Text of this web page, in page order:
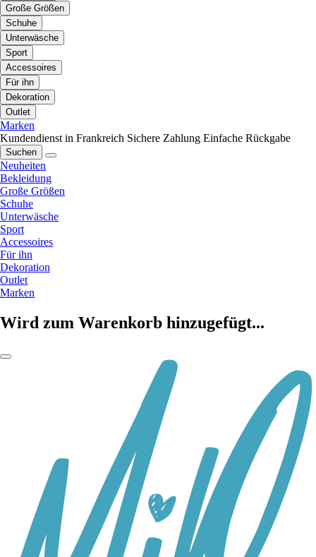
Große Größen
Schuhe
Unterwäsche
Sport
Accessoires
Für ihn
Dekoration
Outlet
Marken
Kundendienst in Frankreich Sichere Zahlung Einfache Rückgabe
Suchen
Neuheiten
Bekleidung
Große Größen
Schuhe
Unterwäsche
Sport
Accessoires
Für ihn
Dekoration
Outlet
Marken
Wird zum Warenkorb hinzugefügt...